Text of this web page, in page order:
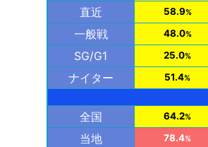
直近 58.9%
一般戦 48.0%
SG/G1 25.0%
ナイター 51.4%
全国 64.2%
当地 78.4%